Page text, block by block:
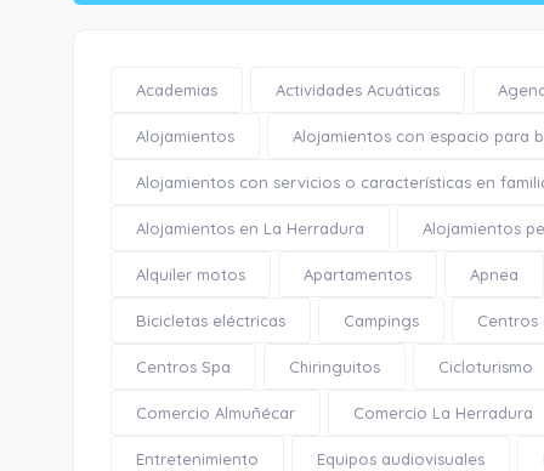
Academias Actividades Acuáticas
Alojamientos Alojamientos con espacio para
Alojamientos con servicios o características en
Alojamientos en La Herradura Alojamientos
Alquiler motos Apartamentos Apnea
Bicicletas eléctricas Campings Centros
Centros Spa Chiringuitos Cicloturismo
Comercio Almuñécar Comercio La Herradura
Entretenimiento Equipos audiovisuales